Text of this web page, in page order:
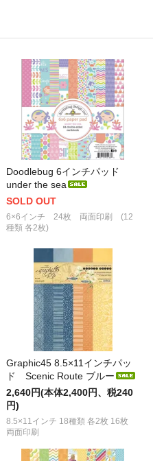
Doodlebug 6インチパッド
under the sea
SOLD OUT
6×6インチ 24枚 両面印刷 (12
種類 各2枚)
Graphic45 8.5×11インチパッ
ド Scenic Route ブルー
2,640円(本体2,400円、税240
円)
8.5×11インチ 18種類 各2枚 16枚
両面印刷